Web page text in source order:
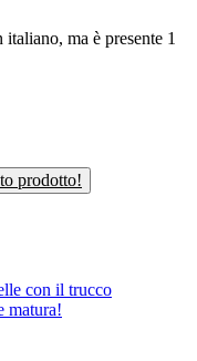
ma è presente 1
prodotto!
con il trucco
matura!